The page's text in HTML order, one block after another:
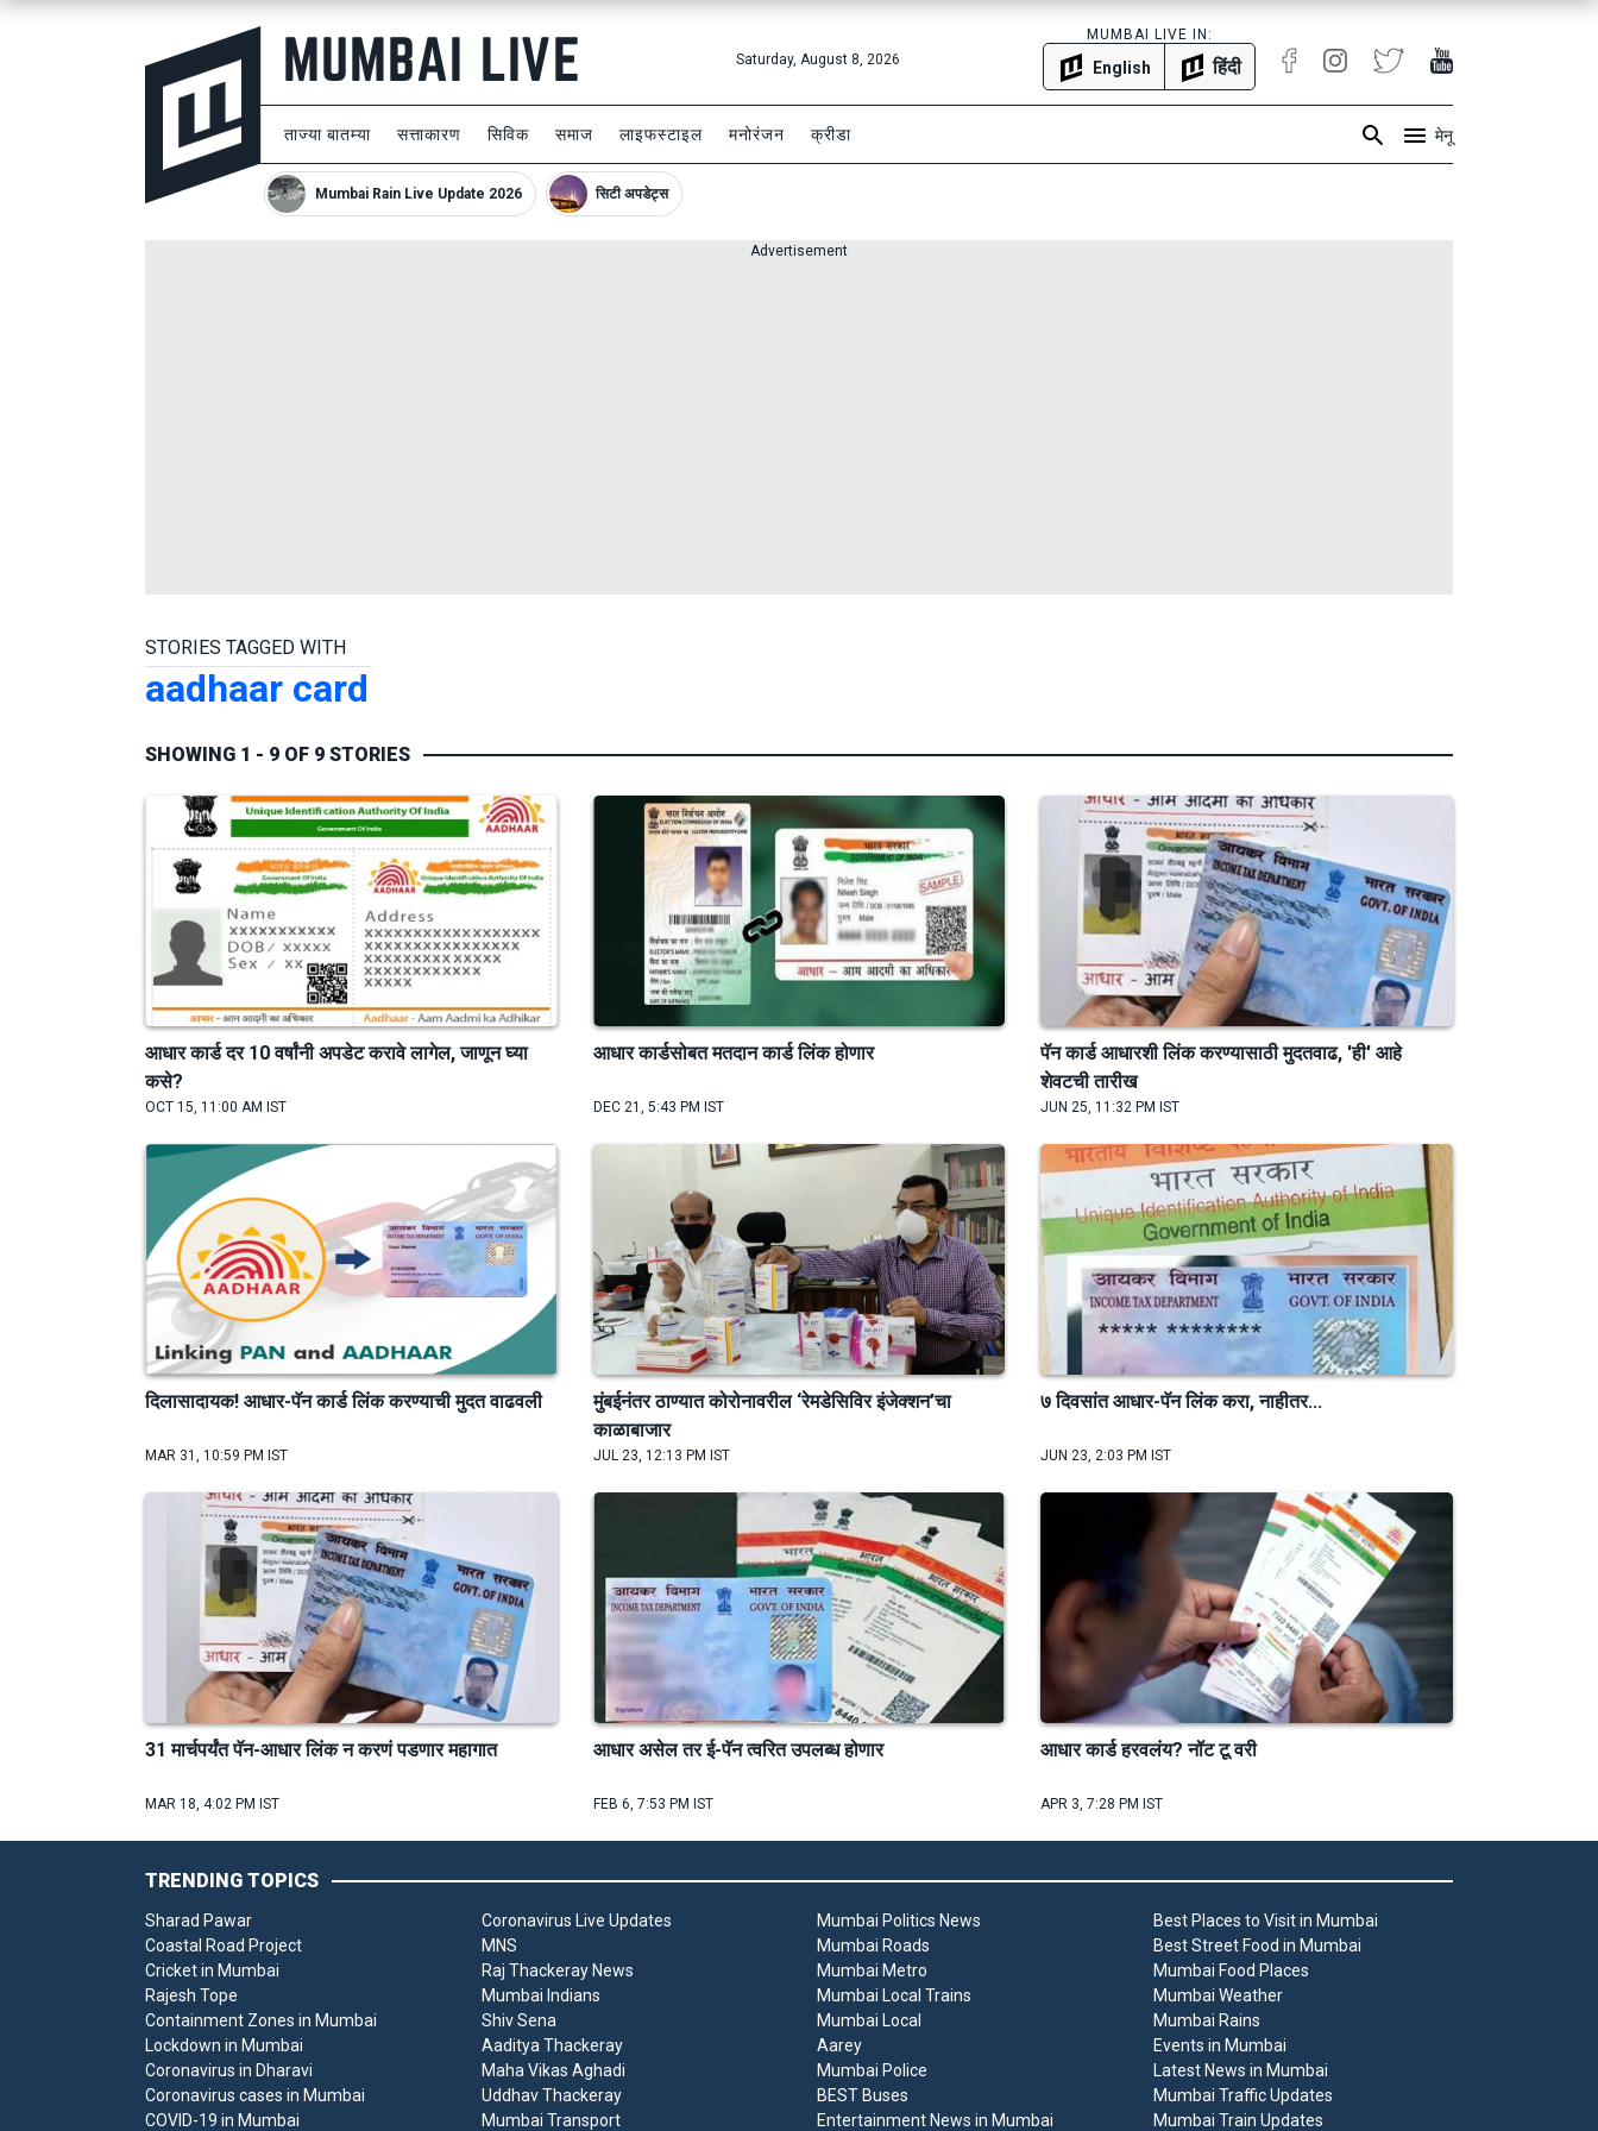
Saturday, August 8, 2026
MUMBAI LIVE IN:
English हिंदी
ताज्या बातम्या सत्ताकारण सिविक समाज लाइफस्टाइल मनोरंजन क्रीडा मेनू
Mumbai Rain Live Update 2026 सिटी अपडेट्स
Advertisement
STORIES TAGGED WITH
aadhaar card
SHOWING 1 - 9 OF 9 STORIES
आधार कार्ड दर 10 वर्षांनी अपडेट करावे लागेल, जाणून घ्या
कसे?
OCT 15, 11:00 AM IST
आधार कार्डसोबत मतदान कार्ड लिंक होणार
DEC 21, 5:43 PM IST
पॅन कार्ड आधारशी लिंक करण्यासाठी मुदतवाढ, 'ही' आहे
शेवटची तारीख
JUN 25, 11:32 PM IST
दिलासादायक! आधार-पॅन कार्ड लिंक करण्याची मुदत वाढवली
MAR 31, 10:59 PM IST
मुंबईनंतर ठाण्यात कोरोनावरील ‘रेमडेसिविर इंजेक्शन’चा
काळाबाजार
JUL 23, 12:13 PM IST
७ दिवसांत आधार-पॅन लिंक करा, नाहीतर...
JUN 23, 2:03 PM IST
31 मार्चपर्यंत पॅन-आधार लिंक न करणं पडणार महागात
MAR 18, 4:02 PM IST
आधार असेल तर ई-पॅन त्वरित उपलब्ध होणार
FEB 6, 7:53 PM IST
आधार कार्ड हरवलंय? नॉट टू वरी
APR 3, 7:28 PM IST
TRENDING TOPICS
Sharad Pawar
Coastal Road Project
Cricket in Mumbai
Rajesh Tope
Containment Zones in Mumbai
Lockdown in Mumbai
Coronavirus in Dharavi
Coronavirus cases in Mumbai
COVID-19 in Mumbai
Coronavirus Live Updates
MNS
Raj Thackeray News
Mumbai Indians
Shiv Sena
Aaditya Thackeray
Maha Vikas Aghadi
Uddhav Thackeray
Mumbai Transport
Mumbai Politics News
Mumbai Roads
Mumbai Metro
Mumbai Local Trains
Mumbai Local
Aarey
Mumbai Police
BEST Buses
Entertainment News in Mumbai
Best Places to Visit in Mumbai
Best Street Food in Mumbai
Mumbai Food Places
Mumbai Weather
Mumbai Rains
Events in Mumbai
Latest News in Mumbai
Mumbai Traffic Updates
Mumbai Train Updates